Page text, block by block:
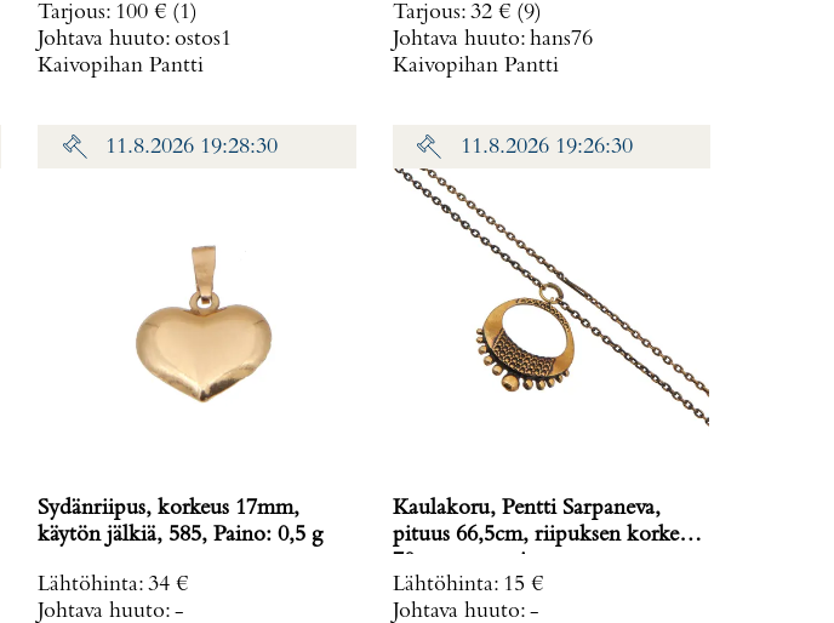
Tarjous: 100 € (1)
Johtava huuto: ostos1
Kaivopihan Pantti
Tarjous: 32 € (9)
Johtava huuto: hans76
Kaivopihan Pantti
11.8.2026 19:28:30
Sydänriipus, korkeus 17mm,
käytön jälkiä, 585, Paino: 0,5 g
Lähtöhinta: 34 €
Johtava huuto: -
11.8.2026 19:26:30
Kaulakoru, Pentti Sarpaneva,
pituus 66,5cm, riipuksen korkeus
Lähtöhinta: 15 €
Johtava huuto: -